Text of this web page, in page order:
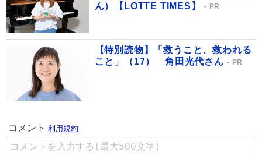
ん）【LOTTE TIMES】
PR
【特別読物】「救うこと、救われる
こと」（17） 角田光代さん
PR